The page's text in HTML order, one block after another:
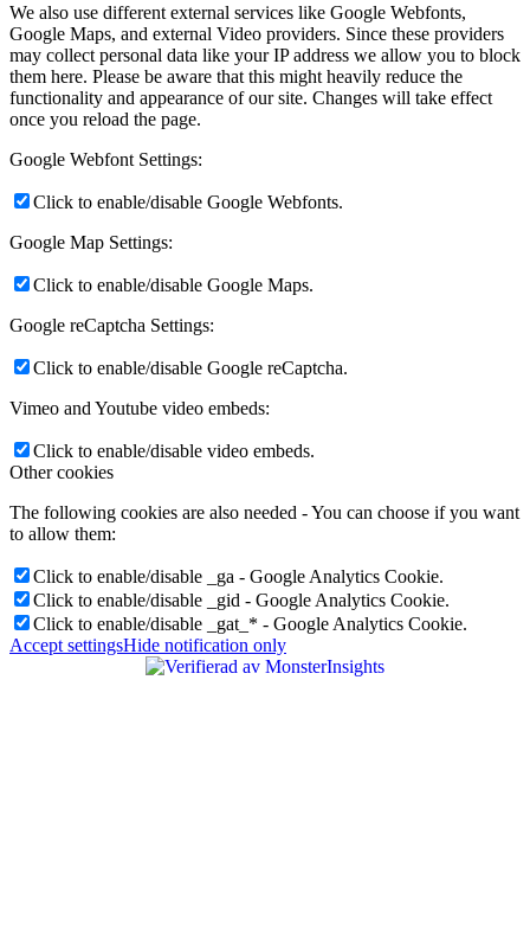
We also use different external services like Google Webfonts,
Google Maps, and external Video providers. Since these providers
may collect personal data like your IP address we allow you to block
them here. Please be aware that this might heavily reduce the
functionality and appearance of our site. Changes will take effect
once you reload the page.
Google Webfont Settings:
Click to enable/disable Google Webfonts.
Google Map Settings:
Click to enable/disable Google Maps.
Google reCaptcha Settings:
Click to enable/disable Google reCaptcha.
Vimeo and Youtube video embeds:
Click to enable/disable video embeds.
Other cookies
The following cookies are also needed - You can choose if you want
to allow them:
Click to enable/disable _ga - Google Analytics Cookie.
Click to enable/disable _gid - Google Analytics Cookie.
Click to enable/disable _gat_* - Google Analytics Cookie.
Accept settingsHide notification only